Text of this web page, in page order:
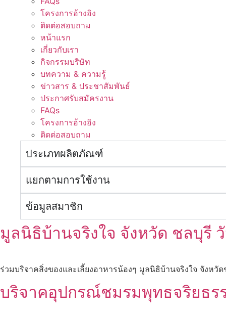
โครงการอ้างอิง
ติดต่อสอบถาม
หน้าแรก
เกี่ยวกับเรา
กิจกรรมบริษัท
บทความ & ความรู้
ข่าวสาร & ประชาสัมพันธ์
ประกาศรับสมัครงาน
FAQs
โครงการอ้างอิง
ติดต่อสอบถาม
ประเภทผลิตภัณฑ์
แยกตามการใช้งาน
ข้อมูลสมาชิก
มูลนิธิบ้านจริงใจ จังหวัด ชลบุรี
ร่วมบริจาคสิ่งของและเลี้ยงอาหารน้องๆ มูลนิธิบ้านจริงใจ จังหวั
บริจาคอุปกรณ์ชมรมพุทธจริยธร